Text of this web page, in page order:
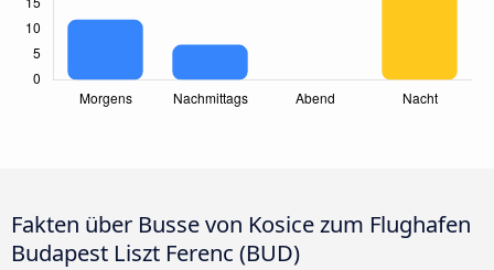
Fakten über Busse von Kosice zum Flughafen
Budapest Liszt Ferenc (BUD)